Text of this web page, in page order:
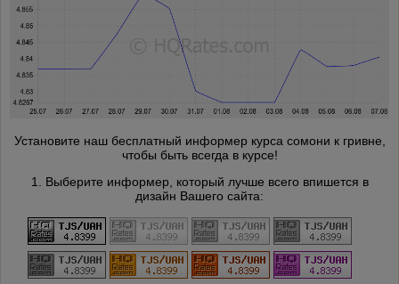
Установите наш бесплатный информер курса сомони к гривне,
чтобы быть всегда в курсе!
1. Выберите информер, который лучше всего впишется в
дизайн Вашего сайта: